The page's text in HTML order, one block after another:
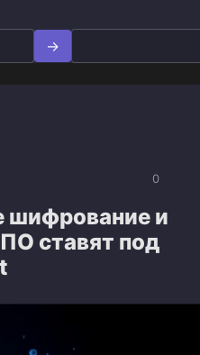
0
шифрование и
ставят под